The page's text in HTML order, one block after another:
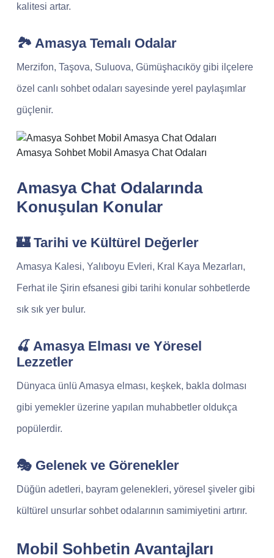
kalitesi artar.
🏞 Amasya Temalı Odalar
Merzifon, Taşova, Suluova, Gümüşhacıköy gibi ilçelere
özel canlı sohbet odaları sayesinde yerel paylaşımlar
güçlenir.
Amasya Sohbet Mobil Amasya Chat Odaları
Amasya Chat Odalarında
Konuşulan Konular
🏰 Tarihi ve Kültürel Değerler
Amasya Kalesi, Yalıboyu Evleri, Kral Kaya Mezarları,
Ferhat ile Şirin efsanesi gibi tarihi konular sohbetlerde
sık sık yer bulur.
🍒 Amasya Elması ve Yöresel
Lezzetler
Dünyaca ünlü Amasya elması, keşkek, bakla dolması
gibi yemekler üzerine yapılan muhabbetler oldukça
popülerdir.
🎭 Gelenek ve Görenekler
Düğün adetleri, bayram gelenekleri, yöresel şiveler gibi
kültürel unsurlar sohbet odalarının samimiyetini artırır.
Mobil Sohbetin Avantajları